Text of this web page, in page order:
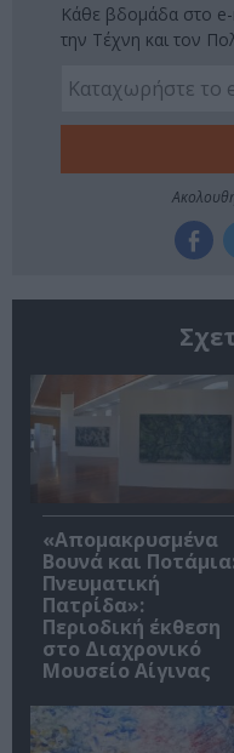
Κάθε βδομάδα στο e-
την Τέχνη και τον
«Απομακρυσμένα
Βουνά και Ποτάμια:
Πνευματική
Πατρίδα»:
Περιοδική έκθεση
στο Διαχρονικό
Μουσείο Αίγινας